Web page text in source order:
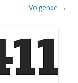
Volgende →